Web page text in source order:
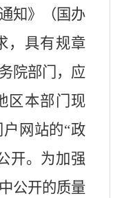
知》（国办
，具有规章
院部门，应
区本部门现
网站的“政
开。为加强
公开的质量